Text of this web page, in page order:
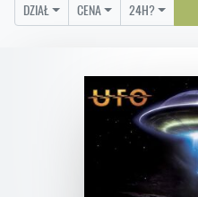
DZIAŁ CENA 24H?